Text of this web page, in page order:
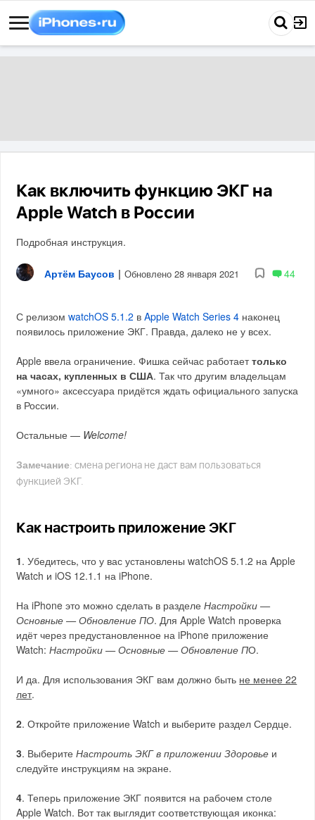
Как включить функцию ЭКГ на
Apple Watch в России
Подробная инструкция.
Артём Баусов | Обновлено 28 января 2021 44
С релизомwatchOS 5.1.2 вApple Watch Series 4 наконец
появилось приложение ЭКГ. Правда, далеко не у всех.
Apple ввела ограничение. Фишка сейчас работаеттолько
на часах, купленных в США. Так что другим владельцам
«умного» аксессуара придётся ждать официального запуска
в России.
Остальные — Welcome!
Замечание: смена региона не даст вам пользоваться
функцией ЭКГ.
Как настроить приложение ЭКГ
1. Убедитесь, что у вас установлены watchOS 5.1.2 на Apple
Watch и iOS 12.1.1 на iPhone.
На iPhone это можно сделать в разделеНастройки —
Основные — Обновление ПО. Для Apple Watch проверка
идёт через предустановленное на iPhone приложение
Watch:Настройки — Основные — Обновление ПО.
И да. Для использования ЭКГ вам должно быть не менее 22
лет.
2. Откройте приложение Watch и выберите раздел Сердце.
3. ВыберитеНастроить ЭКГ в приложении Здоровье и
следуйте инструкциям на экране.
4. Теперь приложение ЭКГ появится на рабочем столе
Apple Watch. Вот так выглядит соответствующая иконка: